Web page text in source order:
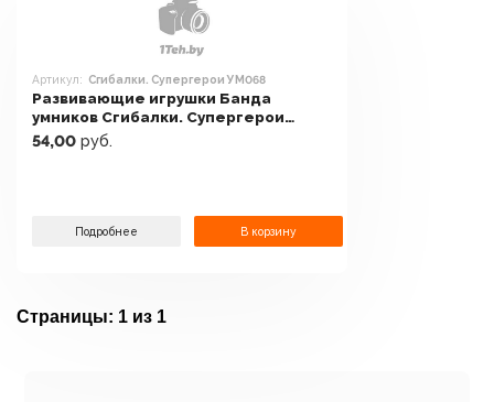
Артикул: Сгибалки. Супергерои УМ068
Развивающие игрушки Банда
умников Сгибалки. Супергерои
УМ068
54,00 руб.
Подробнее В корзину
Страницы: 1 из 1